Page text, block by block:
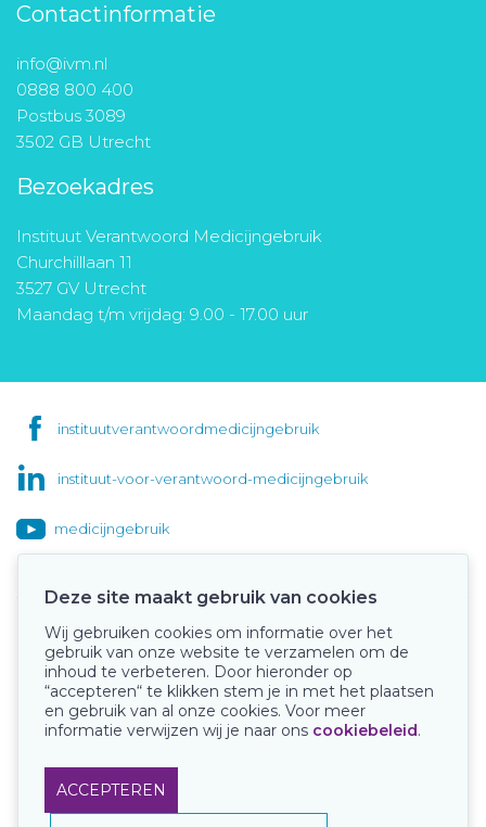
Contactinformatie
info@ivm.nl
0888 800 400
Postbus 3089
3502 GB Utrecht
Bezoekadres
Instituut Verantwoord Medicijngebruik
Churchilllaan 11
3527 GV Utrecht
Maandag t/m vrijdag: 9.00 - 17.00 uur
instituutverantwoordmedicijngebruik
instituut-voor-verantwoord-medicijngebruik
medicijngebruik
Onze keurmerken
Deze site maakt gebruik van cookies
Wij gebruiken cookies om informatie over het
gebruik van onze website te verzamelen om de
inhoud te verbeteren. Door hieronder op
“accepteren“ te klikken stem je in met het plaatsen
en gebruik van al onze cookies. Voor meer
informatie verwijzen wij je naar ons cookiebeleid.
ACCEPTEREN